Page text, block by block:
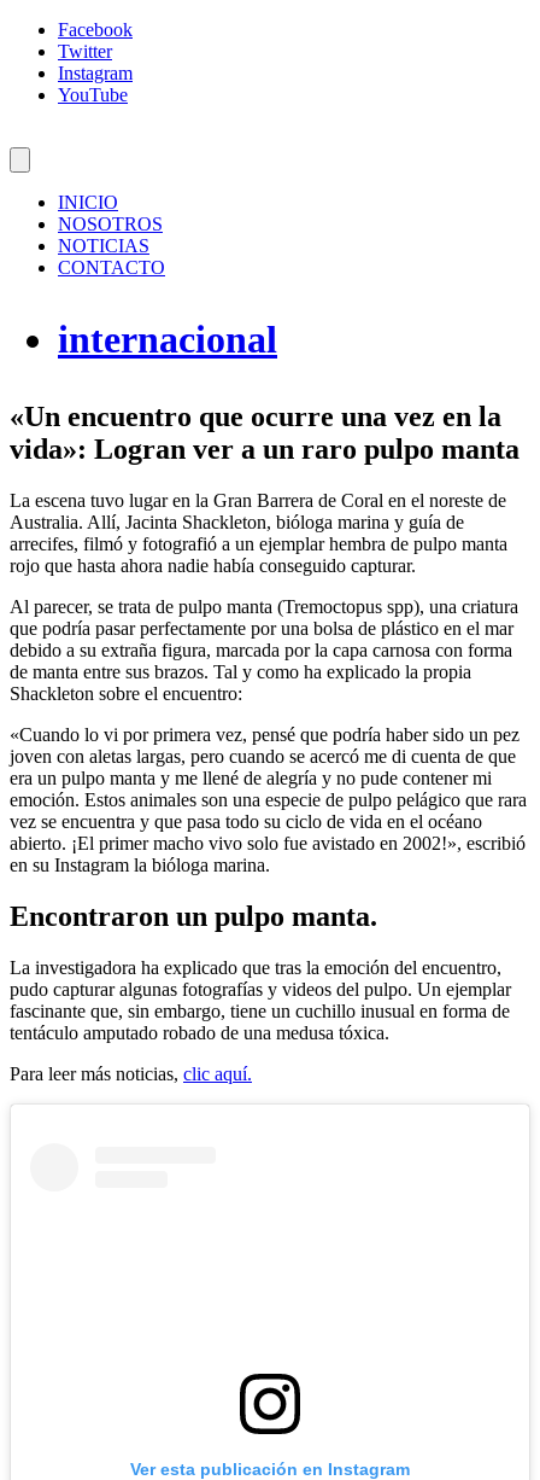
Facebook
Twitter
Instagram
YouTube
INICIO
NOSOTROS
NOTICIAS
CONTACTO
internacional
«Un encuentro que ocurre una vez en la
vida»: Logran ver a un raro pulpo manta
La escena tuvo lugar en la Gran Barrera de Coral en el noreste de
Australia. Allí, Jacinta Shackleton, bióloga marina y guía de
arrecifes, filmó y fotografió a un ejemplar hembra de pulpo manta
rojo que hasta ahora nadie había conseguido capturar.
Al parecer, se trata de pulpo manta (Tremoctopus spp), una criatura
que podría pasar perfectamente por una bolsa de plástico en el mar
debido a su extraña figura, marcada por la capa carnosa con forma
de manta entre sus brazos. Tal y como ha explicado la propia
Shackleton sobre el encuentro:
«Cuando lo vi por primera vez, pensé que podría haber sido un pez
joven con aletas largas, pero cuando se acercó me di cuenta de que
era un pulpo manta y me llené de alegría y no pude contener mi
emoción. Estos animales son una especie de pulpo pelágico que rara
vez se encuentra y que pasa todo su ciclo de vida en el océano
abierto. ¡El primer macho vivo solo fue avistado en 2002!», escribió
en su Instagram la bióloga marina.
Encontraron un pulpo manta.
La investigadora ha explicado que tras la emoción del encuentro,
pudo capturar algunas fotografías y videos del pulpo. Un ejemplar
fascinante que, sin embargo, tiene un cuchillo inusual en forma de
tentáculo amputado robado de una medusa tóxica.
Para leer más noticias, clic aquí.
Ver esta publicación en Instagram